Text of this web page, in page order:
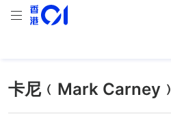
卡尼﹙Mark Carney﹚